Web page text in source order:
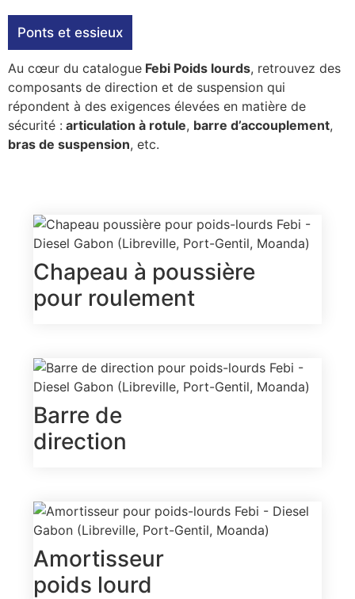
Ponts et essieux
Au cœur du catalogue Febi Poids lourds, retrouvez des
composants de direction et de suspension qui
répondent à des exigences élevées en matière de
sécurité : articulation à rotule, barre d’accouplement,
bras de suspension, etc.
Chapeau à poussière
pour roulement
Barre de
direction
Amortisseur
poids lourd